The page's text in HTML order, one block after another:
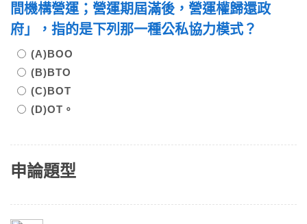
間機構營運；營運期屆滿後，營運權歸還政
府」，指的是下列那一種公私協力模式？
(A)BOO
(B)BTO
(C)BOT
(D)OT。
申論題型